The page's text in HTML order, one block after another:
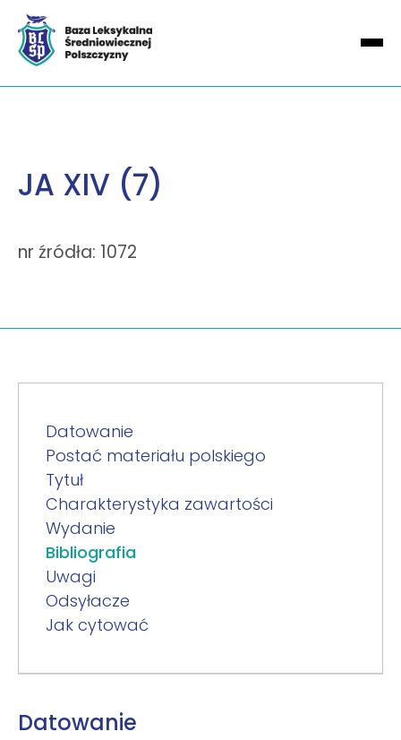
JA XIV (7)
nr źródła: 1072
Datowanie
Postać materiału polskiego
Tytuł
Charakterystyka zawartości
Wydanie
Bibliografia
Uwagi
Odsyłacze
Jak cytować
Datowanie